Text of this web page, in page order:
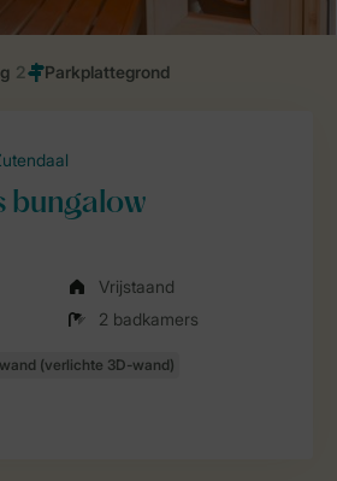
2
bungalow
Vrijstaand
2 badkamers